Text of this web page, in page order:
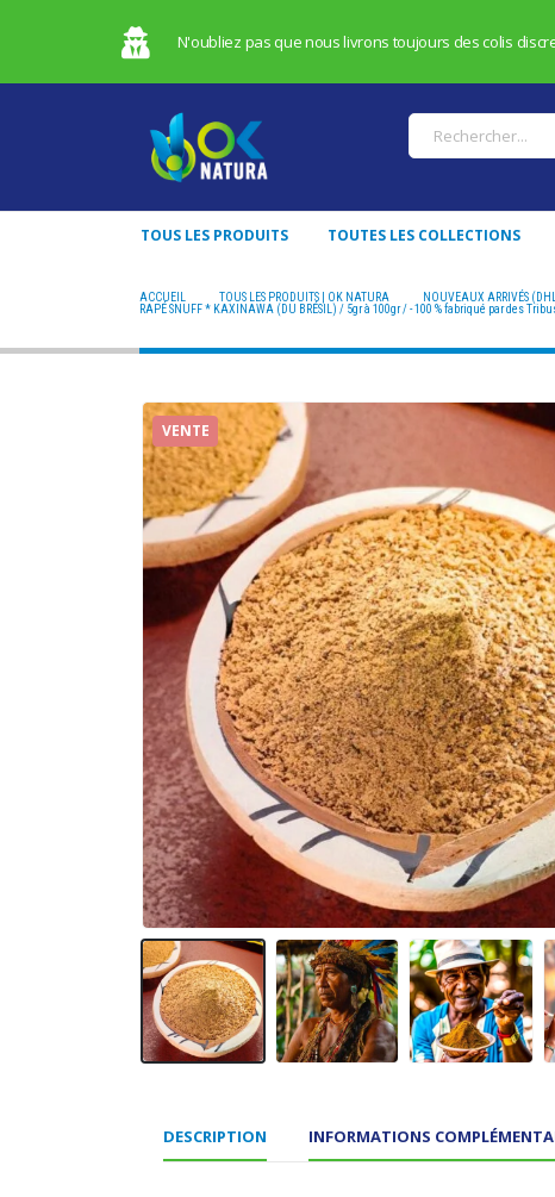
N'oubliez pas que nous livrons toujours des colis
TOUS LES PRODUITS TOUTES LES COLLECTIONS
ACCUEIL TOUS LES PRODUITS | OK NATURA NOUVEAUX ARRIVÉS
RAPÉ SNUFF * KAXINAWA (DU BRÉSIL) / 5gr à 100gr / - 100 % fabriqué par des
VENTE
DESCRIPTION INFORMATIONS